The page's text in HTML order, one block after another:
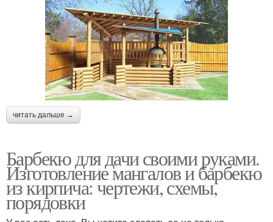
читать дальше →
Барбекю для дачи своими руками.
Изготовление мангалов и барбекю
из кирпича: чертежи, схемы,
порядовки